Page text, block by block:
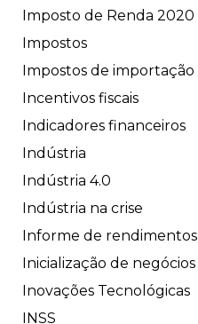
Imposto de Renda 2020
Impostos
Impostos de importação
Incentivos fiscais
Indicadores financeiros
Indústria
Indústria 4.0
Indústria na crise
Informe de rendimentos
Inicialização de negócios
Inovações Tecnológicas
INSS